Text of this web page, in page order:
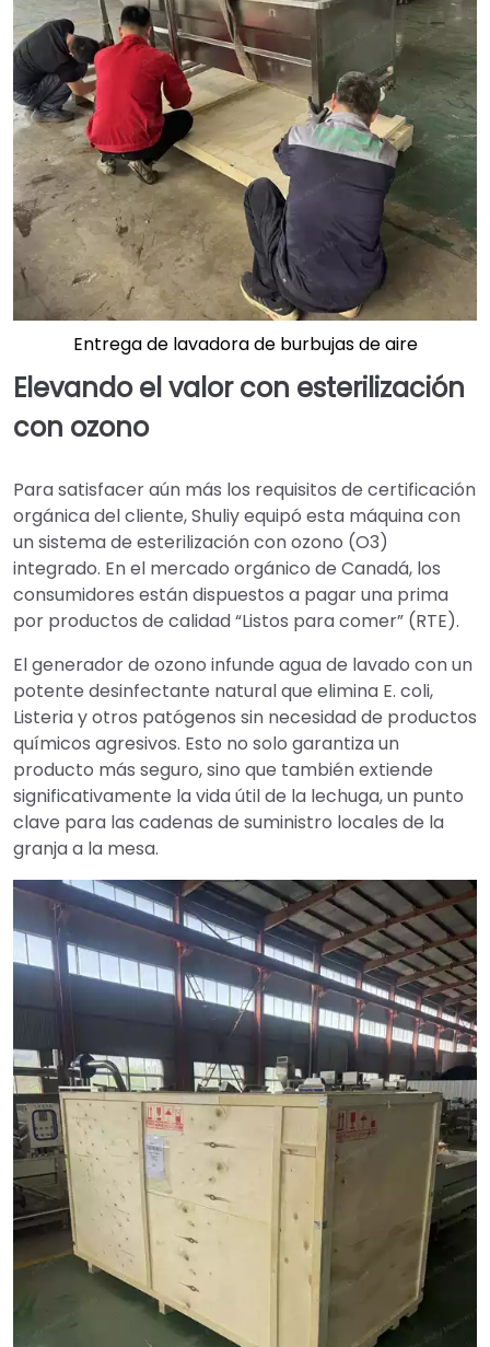
Entrega de lavadora de burbujas de aire
Elevando el valor con esterilización
con ozono
Para satisfacer aún más los requisitos de certificación
orgánica del cliente, Shuliy equipó esta máquina con
un sistema de esterilización con ozono (O3)
integrado. En el mercado orgánico de Canadá, los
consumidores están dispuestos a pagar una prima
por productos de calidad “Listos para comer” (RTE).
El generador de ozono infunde agua de lavado con un
potente desinfectante natural que elimina E. coli,
Listeria y otros patógenos sin necesidad de productos
químicos agresivos. Esto no solo garantiza un
producto más seguro, sino que también extiende
significativamente la vida útil de la lechuga, un punto
clave para las cadenas de suministro locales de la
granja a la mesa.